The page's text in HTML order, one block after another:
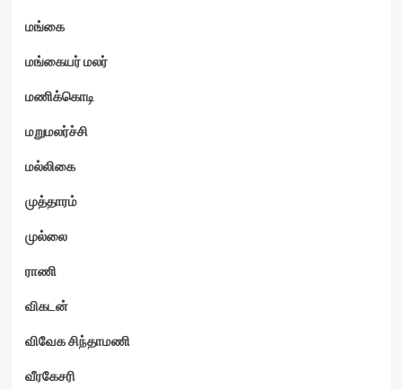
மங்கை
மங்கையர் மலர்
மணிக்கொடி
மறுமலர்ச்சி
மல்லிகை
முத்தாரம்
முல்லை
ராணி
விகடன்
விவேக சிந்தாமணி
வீரகேசரி